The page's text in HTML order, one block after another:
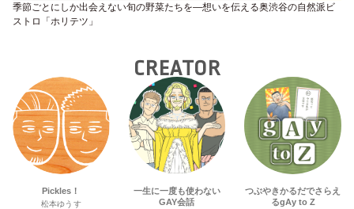
季節ごとにしか出会えない旬の野菜たちを―想いを伝える奥渋谷の自然派ビ
ストロ「ホリテツ」
CREATOR
Pickles！
松本ゆうす
一生に一度も使わない
GAY会話
つぶやきかるだでさらえ
るgAy to Z